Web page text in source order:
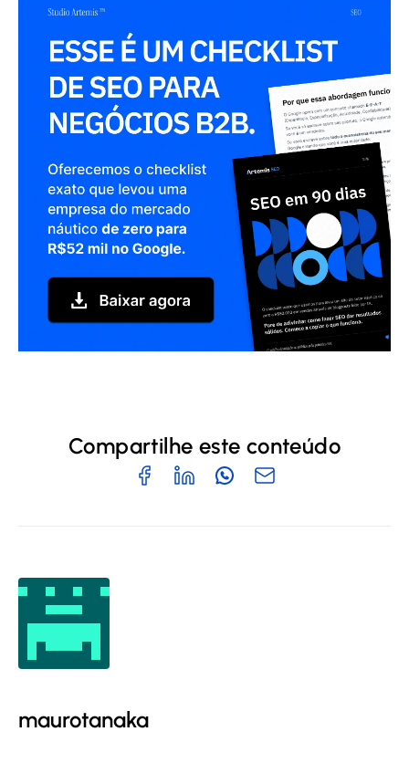
Compartilhe este conteúdo
maurotanaka